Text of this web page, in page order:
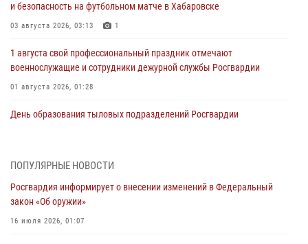
и безопасность на футбольном матче в Хабаровске
03 августа 2026, 03:13 1
1 августа свой профессиональный праздник отмечают
военнослужащие и сотрудники дежурной службы Росгвардии
01 августа 2026, 01:28
День образования тыловых подразделений Росгвардии
В Управлении Росгвардии по Хабаровскому краю состоялось
избирательного права
31 июля 2026, 03:26
ПОПУЛЯРНЫЕ НОВОСТИ
Росгвардия информирует о внесении изменений в Федеральный
закон «Об оружии»
16 июля 2026, 01:07